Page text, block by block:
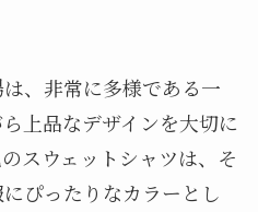
、非常に多様である一
上品なデザインを大切に
スウェットシャツは、そ
ぴったりなカラーとし